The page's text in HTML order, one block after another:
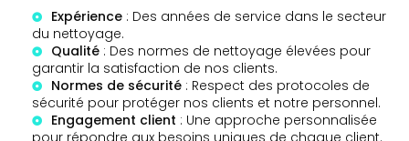
Expérience : Des années de service dans le secteur
du nettoyage.
Qualité : Des normes de nettoyage élevées pour
garantir la satisfaction de nos clients.
Normes de sécurité : Respect des protocoles de
sécurité pour protéger nos clients et notre personnel.
Engagement client : Une approche personnalisée
pour répondre aux besoins uniques de chaque client.